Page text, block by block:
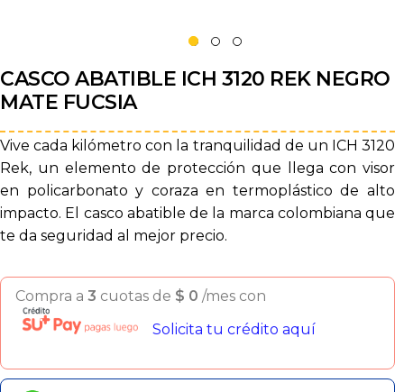
CASCO ABATIBLE ICH 3120 REK NEGRO
MATE FUCSIA
Vive cada kilómetro con la tranquilidad de un ICH 3120
Rek, un elemento de protección que llega con visor
en policarbonato y coraza en termoplástico de alto
impacto. El casco abatible de la marca colombiana que
te da seguridad al mejor precio.
Compra a 3 cuotas de $ 0 /mes con
Solicita tu crédito aquí